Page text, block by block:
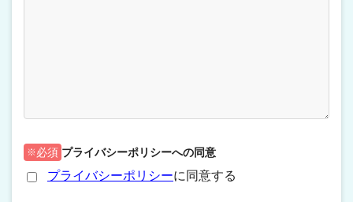
必須 プライバシーポリシーへの同意
プライバシーポリシーに同意する